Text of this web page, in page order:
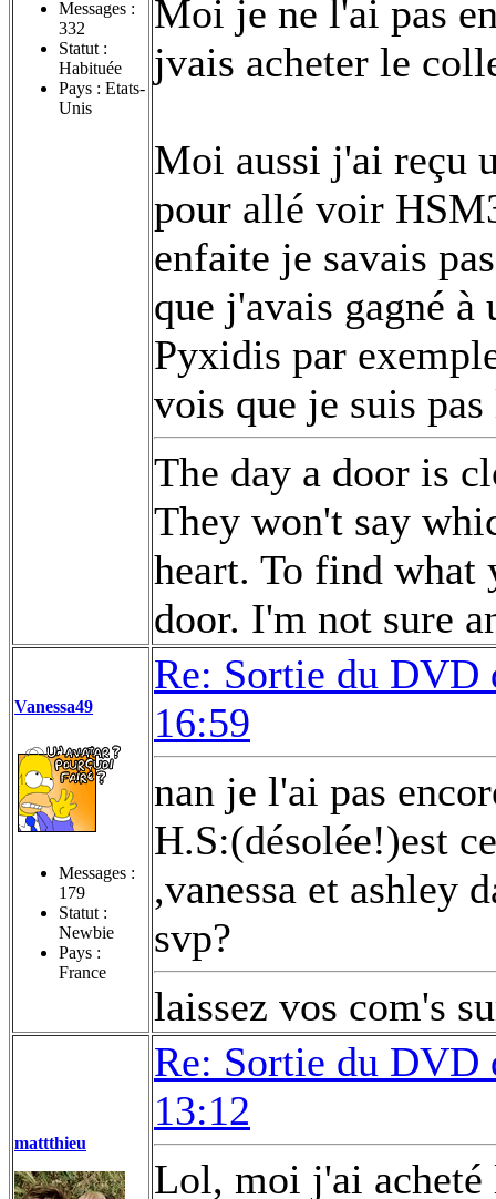
Messages :
332
Statut :
Habituée
Pays : Etats-
Unis
Moi je ne l'ai pas
jvais acheter le
Moi aussi j'ai reçu
pour allé voir
enfaite je savais
que j'avais gagné
Pyxidis par
vois que je suis
The day a door is
They won't say
heart. To find what
door. I'm not sure
Vanessa49
Messages :
179
Statut :
Newbie
Pays :
France
Re: Sortie du
16:59
nan je l'ai pas
H.S:(désolée!)est
,vanessa et ashley
svp?
laissez vos com's
mattthieu
Re: Sortie du
13:12
Lol, moi j'ai acheté